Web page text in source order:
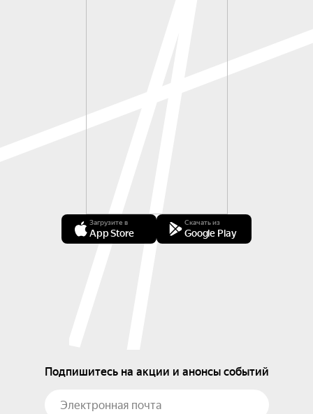
Загрузите в
App Store
Скачать из
Google Play
Подпишитесь на акции и анонсы событий